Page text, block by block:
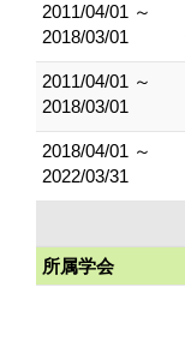
2011/04/01 ～
2018/03/01
2011/04/01 ～
2018/03/01
2018/04/01 ～
2022/03/31
所属学会